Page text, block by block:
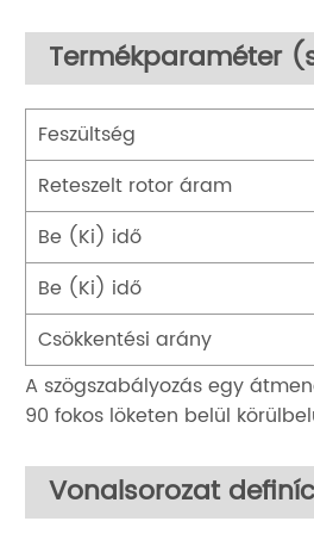
Termékparaméter
Feszültség
Reteszelt rotor áram
Be (Ki) idő
Be (Ki) idő
Csökkentési arány
A szögszabályozás egy
90 fokos löketen belül
Vonalsorozat